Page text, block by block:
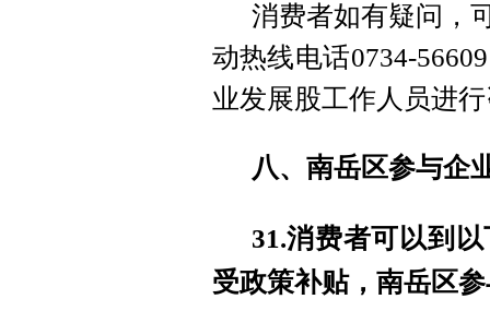
消费者如有疑问，
动热线电话0734-
业发展股工作人员进
八、南岳区参与企
31.消费者可以到
受政策补贴，南岳区